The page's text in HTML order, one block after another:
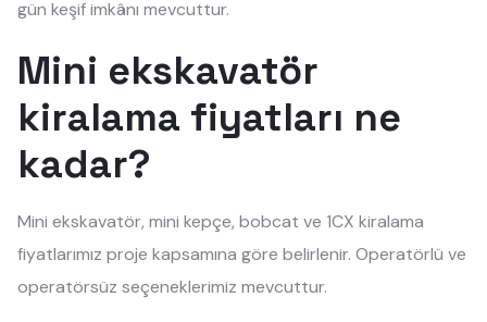
gün keşif imkânı mevcuttur.
Mini ekskavatör
kiralama fiyatları ne
kadar?
Mini ekskavatör, mini kepçe, bobcat ve 1CX kiralama
fiyatlarımız proje kapsamına göre belirlenir. Operatörlü ve
operatörsüz seçeneklerimiz mevcuttur.